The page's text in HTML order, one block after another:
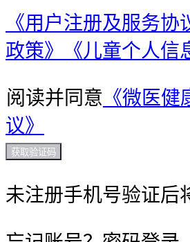
《用户注册及服务协
政策》
《儿童个人信
阅读并同意 《微医
议》
获取验证码
未注册手机号验证后